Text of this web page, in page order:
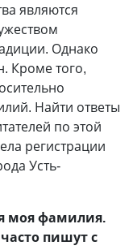
являются
Однако
Кроме того,
Найти ответы
по этой
регистрации
Усть-
моя фамилия.
пишут с